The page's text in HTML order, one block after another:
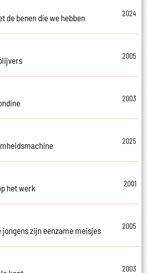
de benen die we hebben
2024
2005
2003
2025
het werk
2001
jongens zijn eenzame meisjes
2005
2003